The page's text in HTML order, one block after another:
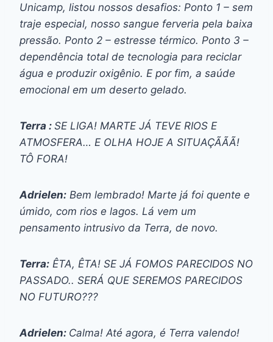
Unicamp, listou nossos desafios: Ponto 1 – sem
traje especial, nosso sangue ferveria pela baixa
pressão. Ponto 2 – estresse térmico. Ponto 3 –
dependência total de tecnologia para reciclar
água e produzir oxigênio. E por fim, a saúde
emocional em um deserto gelado.
Terra : SE LIGA! MARTE JÁ TEVE RIOS E
ATMOSFERA… E OLHA HOJE A SITUAÇÃÃÃ!
TÔ FORA!
Adrielen: Bem lembrado! Marte já foi quente e
úmido, com rios e lagos. Lá vem um
pensamento intrusivo da Terra, de novo.
Terra: ÊTA, ÊTA! SE JÁ FOMOS PARECIDOS NO
PASSADO.. SERÁ QUE SEREMOS PARECIDOS
NO FUTURO???
Adrielen: Calma! Até agora, é Terra valendo!